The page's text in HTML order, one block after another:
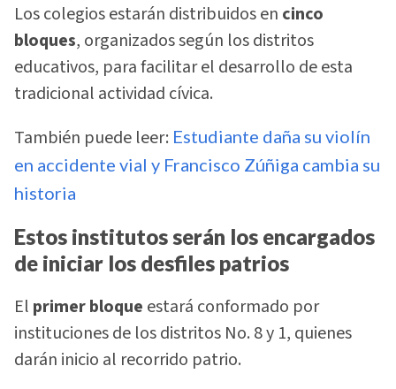
Los colegios estarán distribuidos en cinco
bloques, organizados según los distritos
educativos, para facilitar el desarrollo de esta
tradicional actividad cívica.
También puede leer: Estudiante daña su violín
en accidente vial y Francisco Zúñiga cambia su
historia
Estos institutos serán los encargados
de iniciar los desfiles patrios
El primer bloque estará conformado por
instituciones de los distritos No. 8 y 1, quienes
darán inicio al recorrido patrio.